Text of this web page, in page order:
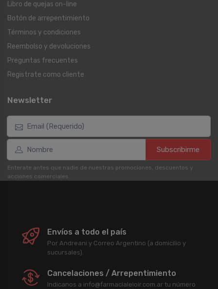
Libro de quejas on-line
Botón de arrepentimiento
Términos y condiciones
Reembolso y devoluciones
Preguntas frecuentes
Registrate como cliente
Newsletter
Subscribirme
Enterate antes que nadie de nuestras promociones, descuentos y
acciones comerciales.
Envíos a todo el país
Por Andreani y Correo Argentino (a domicilio y
sucursales).
Cancelaciones / Arrepentimiento
Indicanos a info@farmacialeloir.com.ar tu número